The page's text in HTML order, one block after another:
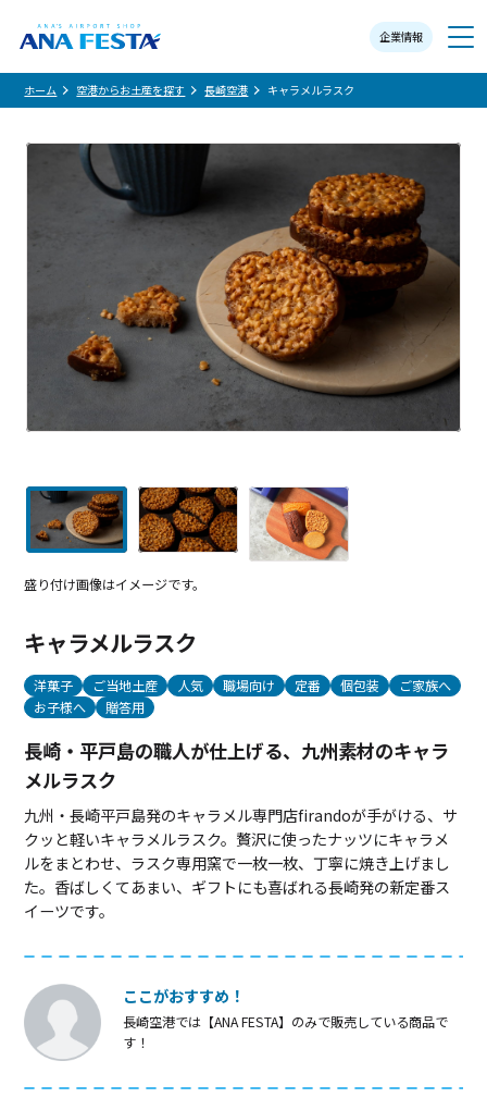
企業情報
メニュー
ホーム 空港からお土産を探す 長崎空港 キャラメルラスク
盛り付け画像はイメージです。
キャラメルラスク
洋菓子 ご当地土産 人気 職場向け 定番 個包装
ご家族へ
お子様へ
贈答用
長崎・平戸島の職人が仕上げる、九州素材のキャラ
メルラスク
九州・長崎平戸島発のキャラメル専門店firandoが手がける、サ
クッと軽いキャラメルラスク。贅沢に使ったナッツにキャラメ
ルをまとわせ、ラスク専用窯で一枚一枚、丁寧に焼き上げまし
た。香ばしくてあまい、ギフトにも喜ばれる長崎発の新定番ス
イーツです。
ここがおすすめ！
長崎空港では【ANA FESTA】のみで販売している商品で
す！